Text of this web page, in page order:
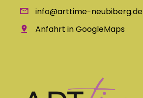
info@arttime-neubiberg.de
Anfahrt in GoogleMaps